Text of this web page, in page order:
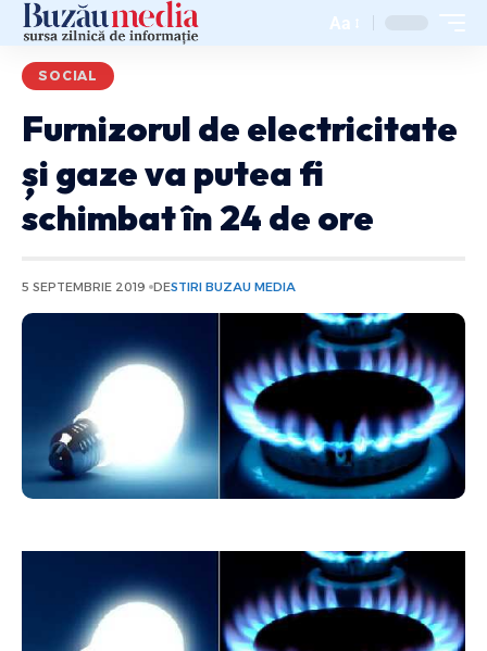
Aa
SOCIAL
Furnizorul de electricitate
și gaze va putea fi
schimbat în 24 de ore
5 SEPTEMBRIE 2019 DESTIRI BUZAU MEDIA